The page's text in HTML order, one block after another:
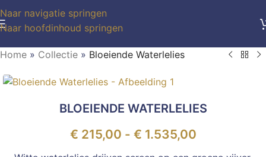
Naar navigatie springen
Naar hoofdinhoud springen
Home » Collectie » Bloeiende Waterlelies
BLOEIENDE WATERLELIES
€ 215,00 - € 1.535,00